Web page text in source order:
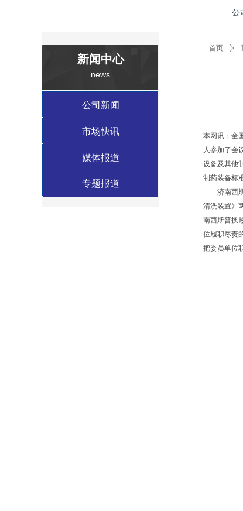
公
首页 ꄲ
本网讯：全
人参加了会
设备及其他
制药装备标
济南西斯
清洗装置》
南西斯普换
位履职尽责
把委员单位
特种应用案例
绿色建筑案例
工业应用案例
数据中心案例
公司新闻
市场快讯
媒体报道
专题报道
新闻中心
news